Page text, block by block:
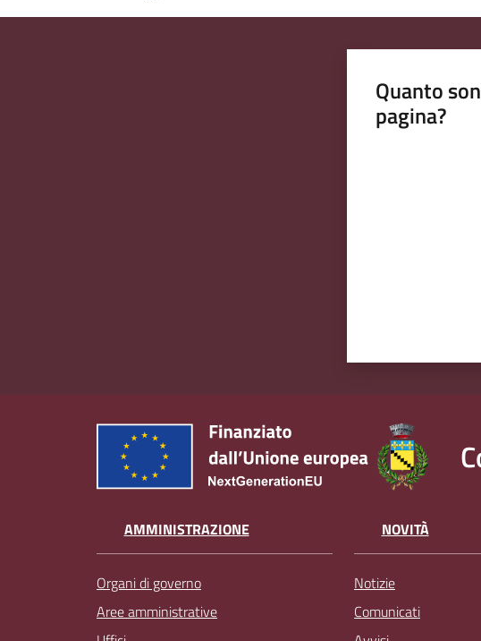
Quanto
pagina?
AMMINISTRAZIONE
Organi di governo
Aree amministrative
NOVITÀ
Notizie
Comunicati